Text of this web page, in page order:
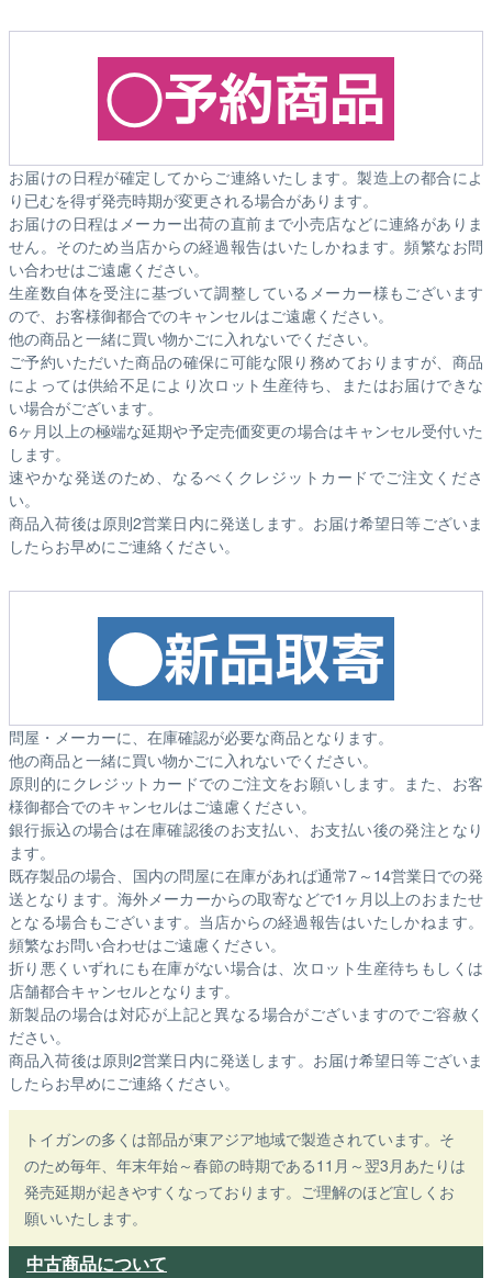
お届けの日程が確定してからご連絡いたします。製造上の都合によ
り已むを得ず発売時期が変更される場合があります。
お届けの日程はメーカー出荷の直前まで小売店などに連絡がありま
せん。そのため当店からの経過報告はいたしかねます。頻繁なお問
い合わせはご遠慮ください。
生産数自体を受注に基づいて調整しているメーカー様もございます
ので、お客様御都合でのキャンセルはご遠慮ください。
他の商品と一緒に買い物かごに入れないでください。
ご予約いただいた商品の確保に可能な限り務めておりますが、商品
によっては供給不足により次ロット生産待ち、またはお届けできな
い場合がございます。
6ヶ月以上の極端な延期や予定売価変更の場合はキャンセル受付いた
します。
速やかな発送のため、なるべくクレジットカードでご注文くださ
い。
商品入荷後は原則2営業日内に発送します。お届け希望日等ございま
したらお早めにご連絡ください。
問屋・メーカーに、在庫確認が必要な商品となります。
他の商品と一緒に買い物かごに入れないでください。
原則的にクレジットカードでのご注文をお願いします。また、お客
様御都合でのキャンセルはご遠慮ください。
銀行振込の場合は在庫確認後のお支払い、お支払い後の発注となり
ます。
既存製品の場合、国内の問屋に在庫があれば通常7～14営業日での発
送となります。海外メーカーからの取寄などで1ヶ月以上のおまたせ
となる場合もございます。 当店からの経過報告はいたしかねます。
頻繁なお問い合わせはご遠慮ください。
折り悪くいずれにも在庫がない場合は、次ロット生産待ちもしくは
店舗都合キャンセルとなります。
新製品の場合は対応が上記と異なる場合がございますのでご容赦く
ださい。
商品入荷後は原則2営業日内に発送します。お届け希望日等ございま
したらお早めにご連絡ください。
トイガンの多くは部品が東アジア地域で製造されています。そ
のため毎年、年末年始～春節の時期である11月～翌3月あたりは
発売延期が起きやすくなっております。ご理解のほど宜しくお
願いいたします。
中古商品について